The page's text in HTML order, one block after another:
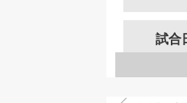
試合